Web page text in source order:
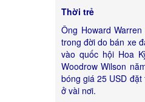
Thời trẻ
Ông Howard
trong đời do bán xe
vào quốc hội Hoa
Woodrow Wilson
bóng giá 25 USD
ở vài nơi.